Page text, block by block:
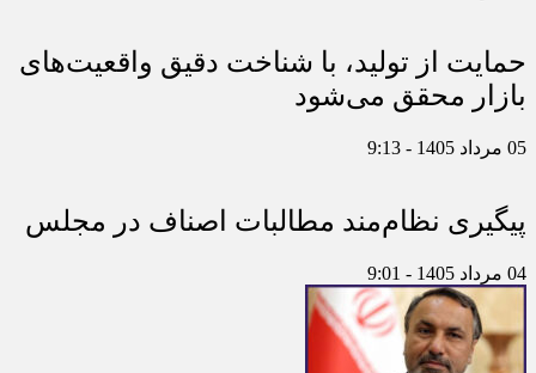
حمایت از تولید، با شناخت دقیق واقعیت‌های
بازار محقق می‌شود
05 مرداد 1405 - 9:13
پیگیری نظام‌مند مطالبات اصناف در مجلس
04 مرداد 1405 - 9:01